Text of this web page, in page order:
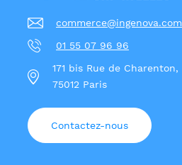
commerce@ingenova.com
01 55 07 96 96
171 bis Rue de Charenton,
75012 Paris
Contactez-nous